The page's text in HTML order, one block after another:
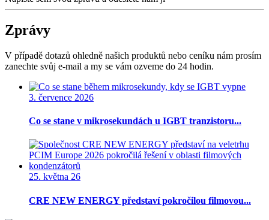
Zprávy
V případě dotazů ohledně našich produktů nebo ceníku nám prosím
zanechte svůj e-mail a my se vám ozveme do 24 hodin.
3. července 2026
Co se stane v mikrosekundách u IGBT tranzistoru...
25. května 26
CRE NEW ENERGY představí pokročilou filmovou...